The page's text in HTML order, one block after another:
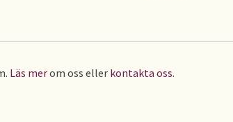
Läs merom oss eller kontakta oss.